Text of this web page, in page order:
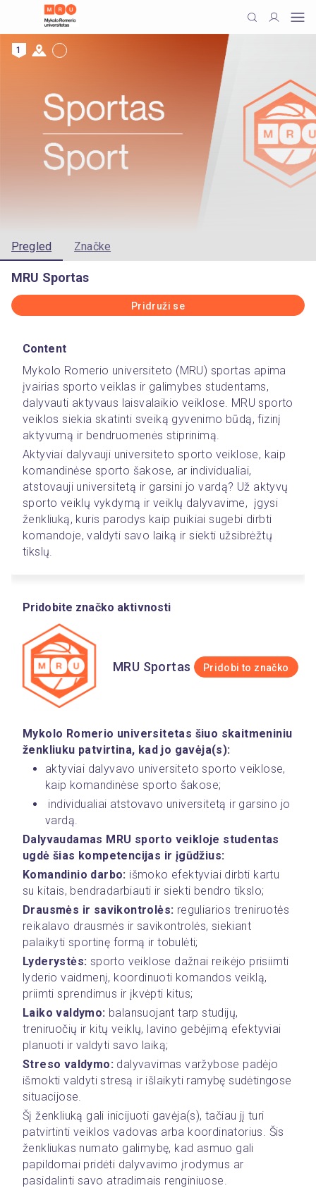
1
Pregled Značke
MRU Sportas
Pridruži se
Content
Mykolo Romerio universiteto (MRU) sportas apima
įvairias sporto veiklas ir galimybes studentams,
dalyvauti aktyvaus laisvalaikio veiklose. MRU sporto
veiklos siekia skatinti sveiką gyvenimo būdą, fizinį
aktyvumą ir bendruomenės stiprinimą.
Aktyviai dalyvauji universiteto sporto veiklose, kaip
komandinėse sporto šakose, ar individualiai,
atstovauji universitetą ir garsini jo vardą? Už aktyvų
sporto veiklų vykdymą ir veiklų dalyvavime,  įgysi
ženkliuką, kuris parodys kaip puikiai sugebi dirbti
komandoje, valdyti savo laiką ir siekti užsibrėžtų
tikslų.
Pridobite značko aktivnosti
MRU Sportas Pridobi to značko
Mykolo Romerio universitetas šiuo skaitmeniniu
ženkliuku patvirtina, kad jo gavėja(s):
aktyviai dalyvavo universiteto sporto veiklose,
kaip komandinėse sporto šakose;
vardą.
Dalyvaudamas MRU sporto veikloje studentas
ugdė šias kompetencijas ir įgūdžius:
Komandinio darbo: išmoko efektyviai dirbti kartu
su kitais, bendradarbiauti ir siekti bendro tikslo;
Drausmės ir savikontrolės: reguliarios treniruotės
reikalavo drausmės ir savikontrolės, siekiant
palaikyti sportinę formą ir tobulėti;
Lyderystės: sporto veiklose dažnai reikėjo prisiimti
lyderio vaidmenį, koordinuoti komandos veiklą,
priimti sprendimus ir įkvėpti kitus;
Laiko valdymo: balansuojant tarp studijų,
treniruočių ir kitų veiklų, lavino gebėjimą efektyviai
planuoti ir valdyti savo laiką;
Streso valdymo: dalyvavimas varžybose padėjo
išmokti valdyti stresą ir išlaikyti ramybę sudėtingose
situacijose.
Šį ženkliuką gali inicijuoti gavėja(s), tačiau jį turi
patvirtinti veiklos vadovas arba koordinatorius. Šis
ženkliukas numato galimybę, kad asmuo gali
papildomai pridėti dalyvavimo įrodymus ar
pasidalinti savo atradimais renginiuose.